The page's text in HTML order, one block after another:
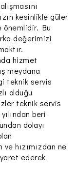
kesinlikle güler
önemlidir. Bu
değerimizi
hizmet
meydana
teknik servis
olduğu
teknik servis
beri
dolayı
hızımızdan ne
ederek